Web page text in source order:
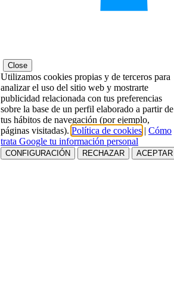
Close
Utilizamos cookies propias y de terceros para
analizar el uso del sitio web y mostrarte
publicidad relacionada con tus preferencias
sobre la base de un perfil elaborado a partir de
tus hábitos de navegación (por ejemplo,
páginas visitadas). Política de cookies | Cómo
trata Google tu información personal
CONFIGURACIÓN RECHAZAR ACEPTAR